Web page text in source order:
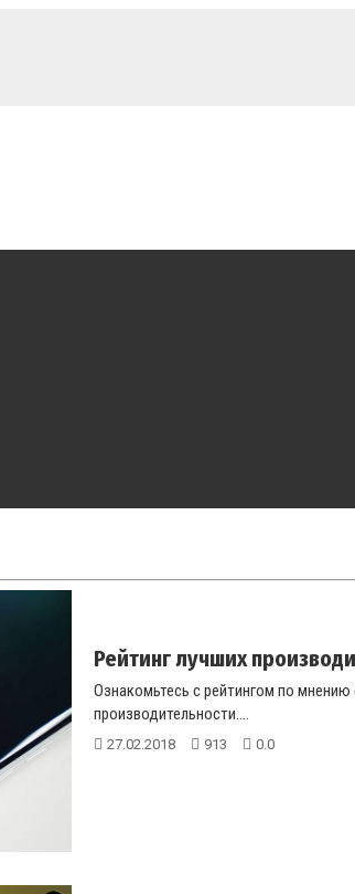
Рейтинг лучших
Ознакомьтесь с рейтингом по
производительности....
27.02.2018 913 0.0